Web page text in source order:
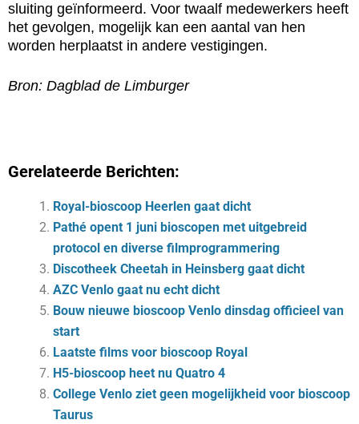
sluiting geïnformeerd. Voor twaalf medewerkers heeft
het gevolgen, mogelijk kan een aantal van hen
worden herplaatst in andere vestigingen.
Bron: Dagblad de Limburger
Gerelateerde Berichten:
Royal-bioscoop Heerlen gaat dicht
Pathé opent 1 juni bioscopen met uitgebreid
protocol en diverse filmprogrammering
Discotheek Cheetah in Heinsberg gaat dicht
AZC Venlo gaat nu echt dicht
Bouw nieuwe bioscoop Venlo dinsdag officieel van
start
Laatste films voor bioscoop Royal
H5-bioscoop heet nu Quatro 4
College Venlo ziet geen mogelijkheid voor bioscoop
Taurus